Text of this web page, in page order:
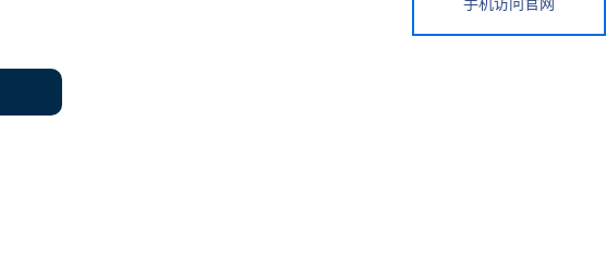
手机访问官网